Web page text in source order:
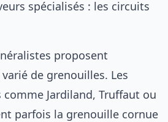
spécialisés : les circuits
proposent
de grenouilles. Les
comme Jardiland, Truffaut ou
parfois la grenouille cornue